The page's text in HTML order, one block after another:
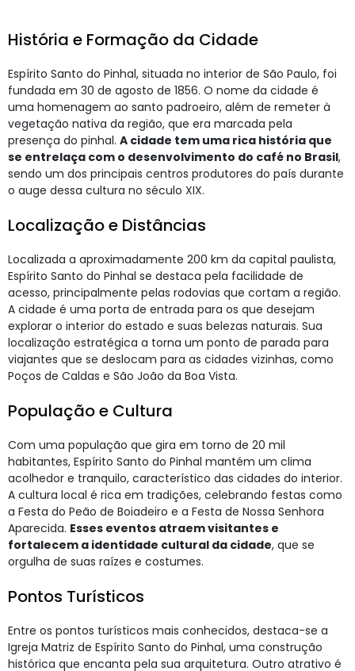
História e Formação da Cidade
Espírito Santo do Pinhal, situada no interior de São Paulo, foi
fundada em 30 de agosto de 1856. O nome da cidade é
uma homenagem ao santo padroeiro, além de remeter à
vegetação nativa da região, que era marcada pela
presença do pinhal. A cidade tem uma rica história que
se entrelaça com o desenvolvimento do café no Brasil,
sendo um dos principais centros produtores do país durante
o auge dessa cultura no século XIX.
Localização e Distâncias
Localizada a aproximadamente 200 km da capital paulista,
Espírito Santo do Pinhal se destaca pela facilidade de
acesso, principalmente pelas rodovias que cortam a região.
A cidade é uma porta de entrada para os que desejam
explorar o interior do estado e suas belezas naturais. Sua
localização estratégica a torna um ponto de parada para
viajantes que se deslocam para as cidades vizinhas, como
Poços de Caldas e São João da Boa Vista.
População e Cultura
Com uma população que gira em torno de 20 mil
habitantes, Espírito Santo do Pinhal mantém um clima
acolhedor e tranquilo, característico das cidades do interior.
A cultura local é rica em tradições, celebrando festas como
a Festa do Peão de Boiadeiro e a Festa de Nossa Senhora
Aparecida. Esses eventos atraem visitantes e
fortalecem a identidade cultural da cidade, que se
orgulha de suas raízes e costumes.
Pontos Turísticos
Entre os pontos turísticos mais conhecidos, destaca-se a
Igreja Matriz de Espírito Santo do Pinhal, uma construção
histórica que encanta pela sua arquitetura. Outro atrativo é